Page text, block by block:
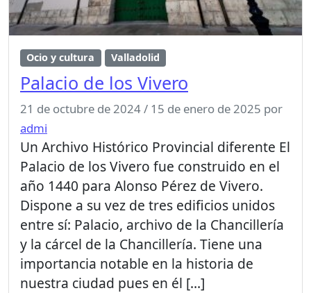
Ocio y cultura Valladolid
Palacio de los Vivero
21 de octubre de 2024/ 15 de enero de 2025 por
admi
Un Archivo Histórico Provincial diferente El
Palacio de los Vivero fue construido en el
año 1440 para Alonso Pérez de Vivero.
Dispone a su vez de tres edificios unidos
entre sí: Palacio, archivo de la Chancillería
y la cárcel de la Chancillería. Tiene una
importancia notable en la historia de
nuestra ciudad pues en él […]